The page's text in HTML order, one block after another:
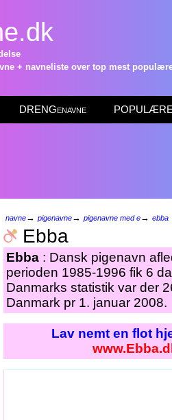
+ navneliste over top mest
DRENGenavne POPULÆRE
navne→ pigenavne→ pigenavne med e→ ebba
Ebba
Ebba : Dansk pigenavn
perioden 1985-1996 fik 6
Danmarks statistik var der
Danmark pr 1. januar 2008.
Lav nemt en flot